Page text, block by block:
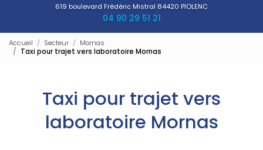
619 boulevard Frédéric Mistral 84420 PIOLENC
04 90 29 51 21
Accueil Secteur
Mornas
Taxi pour trajet vers laboratoire Mornas
Taxi pour trajet vers
laboratoire Mornas